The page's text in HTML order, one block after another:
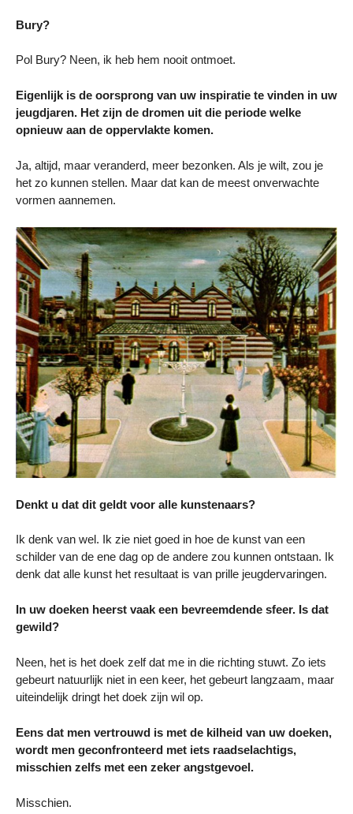
Bury?
Pol Bury? Neen, ik heb hem nooit ontmoet.
Eigenlijk is de oorsprong van uw inspiratie te vinden in uw
jeugdjaren. Het zijn de dromen uit die periode welke
opnieuw aan de oppervlakte komen.
Ja, altijd, maar veranderd, meer bezonken. Als je wilt, zou je
het zo kunnen stellen. Maar dat kan de meest onverwachte
vormen aannemen.
Denkt u dat dit geldt voor alle kunstenaars?
Ik denk van wel. Ik zie niet goed in hoe de kunst van een
schilder van de ene dag op de andere zou kunnen ontstaan. Ik
denk dat alle kunst het resultaat is van prille jeugdervaringen.
In uw doeken heerst vaak een bevreemdende sfeer. Is dat
gewild?
Neen, het is het doek zelf dat me in die richting stuwt. Zo iets
gebeurt natuurlijk niet in een keer, het gebeurt langzaam, maar
uiteindelijk dringt het doek zijn wil op.
Eens dat men vertrouwd is met de kilheid van uw doeken,
wordt men geconfronteerd met iets raadselachtigs,
misschien zelfs met een zeker angstgevoel.
Misschien.